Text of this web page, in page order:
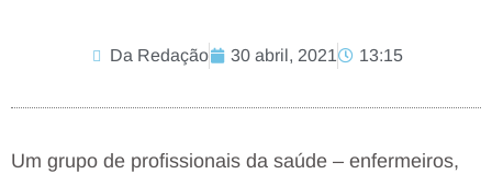
Da Redação 30 abril, 2021 13:15
Um grupo de profissionais da saúde – enfermeiros,